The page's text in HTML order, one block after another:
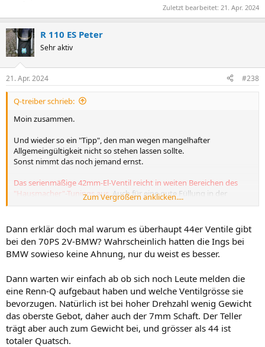
Zuletzt bearbeitet: 21. Apr. 2024
R 110 ES Peter
Sehr aktiv
21. Apr. 2024 #238
Q-treiber schrieb:
Moin zusammen.
Und wieder so ein "Tipp", den man wegen mangelhafter
Allgemeingültigkeit nicht so stehen lassen sollte.
Sonst nimmt das noch jemand ernst.
Das serienmäßige 42mm-El-Ventil reicht in weiten Bereichen des
"Hausmacher"-Tunings aus . Auch für eine gute Füllung in der
letztendlichen Ventilteller-Auflagefläche sowie die Winkel der
Kanalzuführung.
Und wer >8.000/min drehen will erleichtert meist seinen Ventiltrieb
Abhängig von Nockenbeschleunigung und Drehzahlwunsch wird
das Ventil dann auch noch strömungsgünstig erleichtert am Teller.
Oder am Schaft (dann 7 mm).
Ach ja,natürlich dann ein 44 mm-Ventil ! Oder größer.
Zum Vergrößern anklicken....
Dann erklär doch mal warum es überhaupt 44er Ventile gibt
bei den 70PS 2V-BMW? Wahrscheinlich hatten die Ings bei
BMW sowieso keine Ahnung, nur du weist es besser.
Dann warten wir einfach ab ob sich noch Leute melden die
eine Renn-Q aufgebaut haben und welche Ventilgrösse sie
bevorzugen. Natürlich ist bei hoher Drehzahl wenig Gewicht
das oberste Gebot, daher auch der 7mm Schaft. Der Teller
trägt aber auch zum Gewicht bei, und grösser als 44 ist
totaler Quatsch.